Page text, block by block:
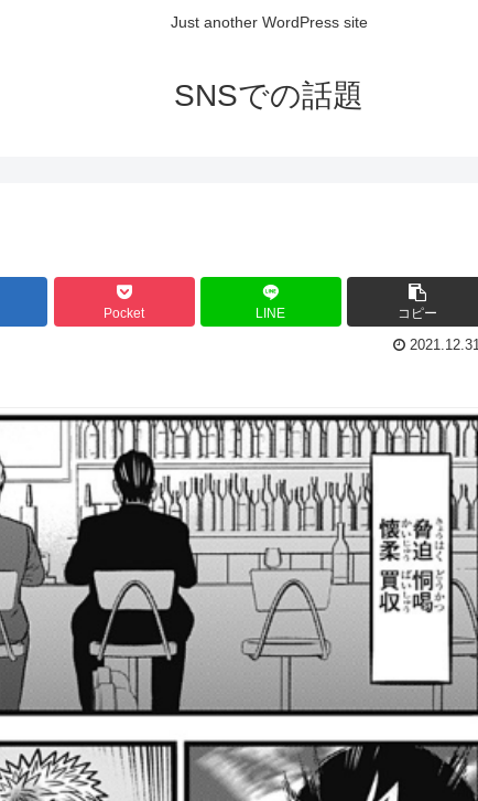
Just another WordPress site
SNSでの話題
Pocket LINE コピー
2021.12.31